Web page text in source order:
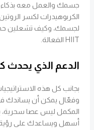
جسمك والعمل معه بذكاء.
الكربوهيدرات لكسر
لجسمك، وكيف تشعلين
HIIT الفعالة.
الدعم الذي يحدث
بجانب كل هذه
وفعّال يمكن أن يساندك
المكمل ليس عصا
أسهل ويساعدك على